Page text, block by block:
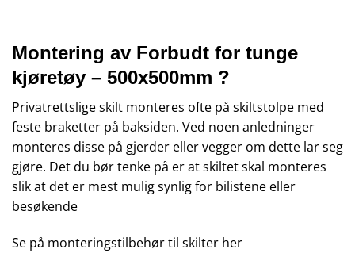
Montering av Forbudt for tunge
kjøretøy – 500x500mm ?
Privatrettslige skilt monteres ofte på skiltstolpe med
feste braketter på baksiden. Ved noen anledninger
monteres disse på gjerder eller vegger om dette lar seg
gjøre. Det du bør tenke på er at skiltet skal monteres
slik at det er mest mulig synlig for bilistene eller
besøkende
Se på monteringstilbehør til skilter her